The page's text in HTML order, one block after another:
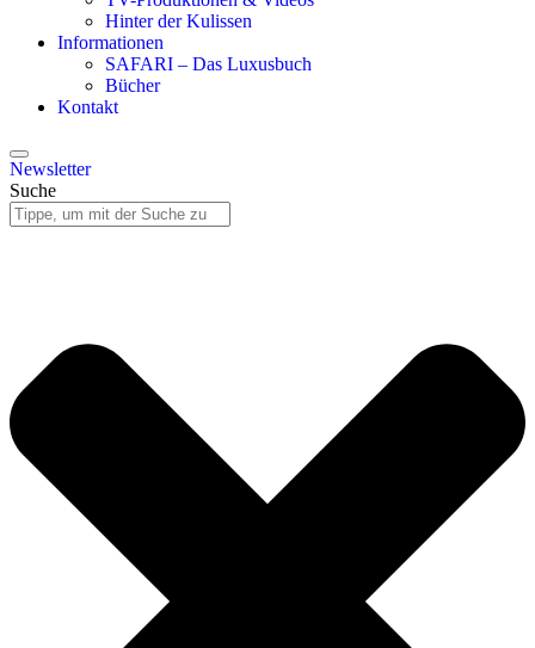
Hinter der Kulissen
Informationen
SAFARI – Das Luxusbuch
Bücher
Kontakt
Newsletter
Suche